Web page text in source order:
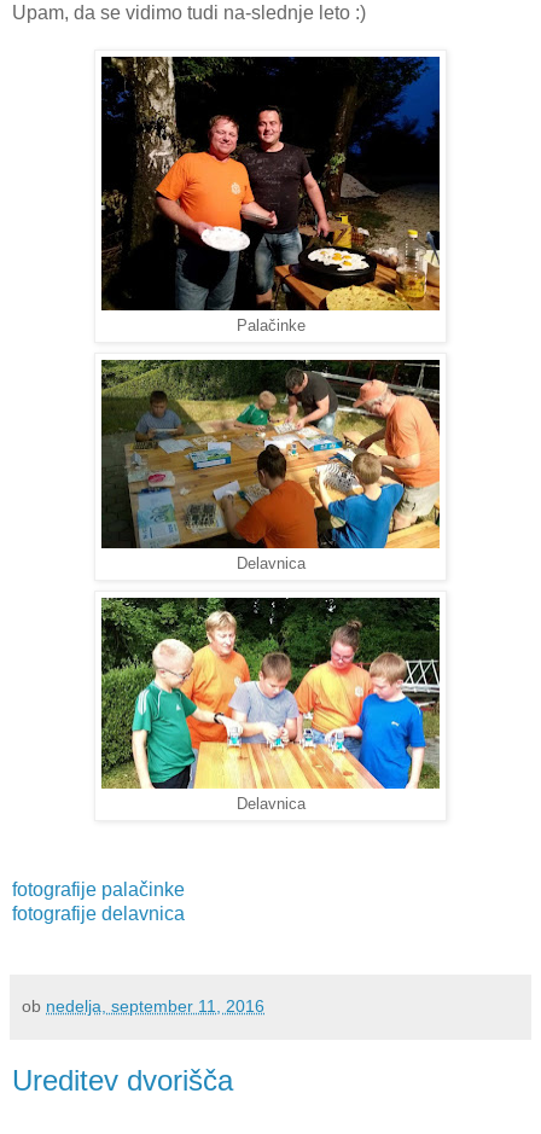
Upam, da se vidimo tudi na-slednje leto :)
Palačinke
Delavnica
Delavnica
fotografije palačinke
fotografije delavnica
ob nedelja, september 11, 2016
Ureditev dvorišča